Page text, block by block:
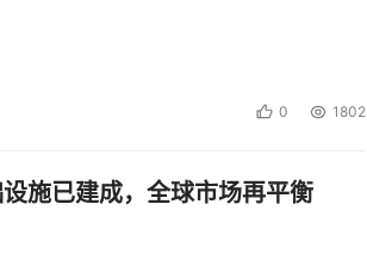
0 1802
施已建成，全球市场再平衡